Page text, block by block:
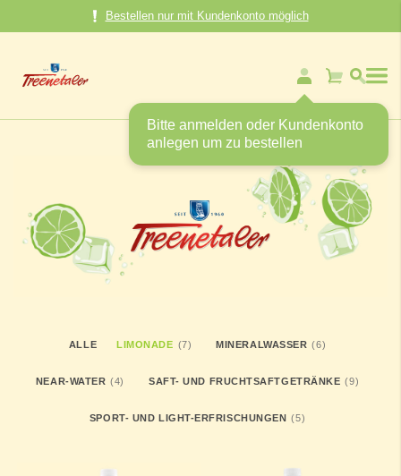
Bestellen nur mit Kundenkonto möglich
Bitte anmelden oder Kundenkonto
anlegen um zu bestellen
Mein
ALLE LIMONADE 7ARTIKELMINERALWASSER 6ARTIKEL
NEAR-WATER 4ARTIKELSAFT- UND FRUCHTSAFTGETRÄNKE 9ARTIKEL
SPORT- UND LIGHT-ERFRISCHUNGEN 5ARTIKEL